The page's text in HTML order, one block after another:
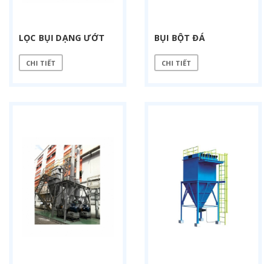
LỌC BỤI DẠNG ƯỚT
CHI TIẾT
BỤI BỘT ĐÁ
CHI TIẾT